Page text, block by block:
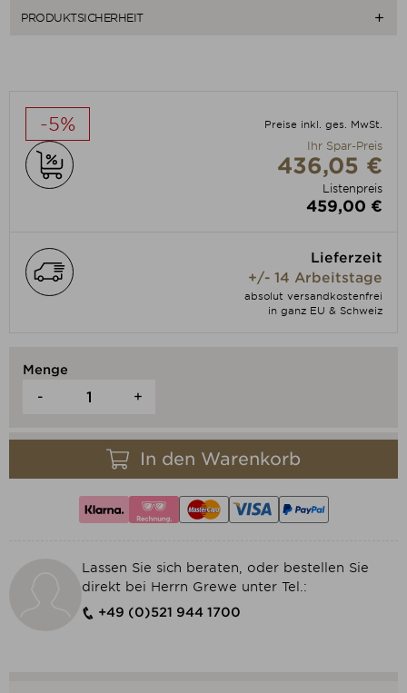
PRODUKTSICHERHEIT 
-5% Preise inkl. ges. MwSt.
Ihr Spar-Preis
436,05 €
Listenpreis
459,00 €
Lieferzeit
+/- 14 Arbeitstage
absolut versandkostenfrei
in ganz EU & Schweiz
Menge
- +
In den Warenkorb
Lassen Sie sich beraten, oder bestellen Sie
direkt bei Herrn Grewe unter Tel.:
+49 (0)521 944 1700